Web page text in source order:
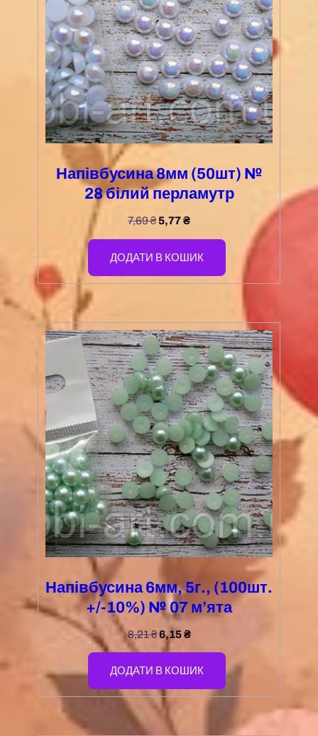
Напівбусина 8мм (50шт) №
28 білий перламутр
7,69₴5,77₴
ДОДАТИ В КОШИК
Напівбусина 6мм, 5г., (100шт.
+/-10%) № 07 м’ята
8,21₴ 6,15₴
ДОДАТИ В КОШИК